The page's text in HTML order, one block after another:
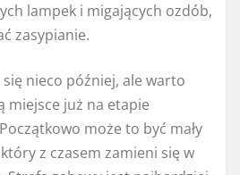
lampek i migających ozdób,
zasypianie.
nieco później, ale warto
miejsce już na etapie
może to być mały
z czasem zamieni się w